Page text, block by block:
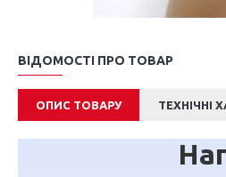
ВІДОМОСТІ ПРО ТОВАР
ОПИС ТОВАРУ ТЕХНІЧНІ